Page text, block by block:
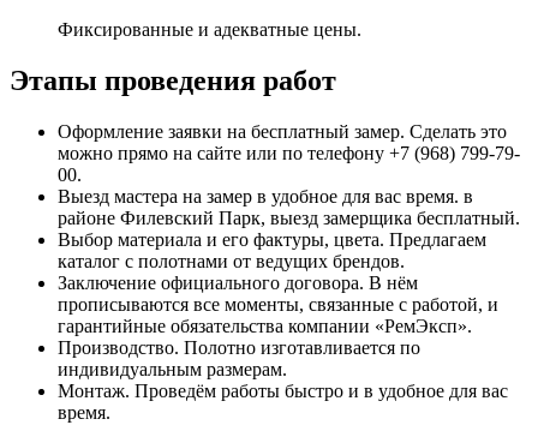
Фиксированные и адекватные цены.
Этапы проведения работ
Оформление заявки на бесплатный замер. Сделать это
можно прямо на сайте или по телефону +7 (968) 799-79-
00.
Выезд мастера на замер в удобное для вас время. в
районе Филевский Парк, выезд замерщика бесплатный.
Выбор материала и его фактуры, цвета. Предлагаем
каталог с полотнами от ведущих брендов.
Заключение официального договора. В нём
прописываются все моменты, связанные с работой, и
гарантийные обязательства компании «РемЭксп».
Производство. Полотно изготавливается по
индивидуальным размерам.
Монтаж. Проведём работы быстро и в удобное для вас
время.